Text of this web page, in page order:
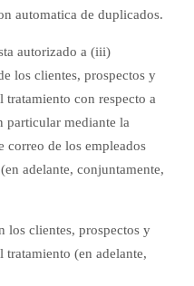
automatica de duplicados.
autorizado a (iii)
los clientes, prospectos y
tratamiento con respecto a
particular mediante la
correo de los empleados
adelante, conjuntamente,
los clientes, prospectos y
tratamiento (en adelante,